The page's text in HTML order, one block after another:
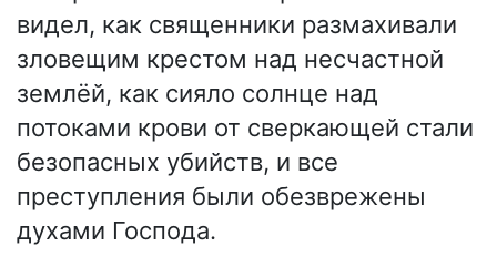
видел, как священники размахивали
зловещим крестом над несчастной
землёй, как сияло солнце над
потоками крови от сверкающей стали
безопасных убийств, и все
преступления были обезврежены
духами Господа.